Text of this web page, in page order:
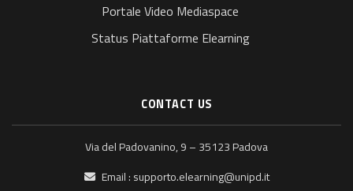
Portale Video Mediaspace
Status Piattaforme Elearning
CONTACT US
Via del Padovanino, 9 – 35123 Padova
Email : supporto.elearning@unipd.it